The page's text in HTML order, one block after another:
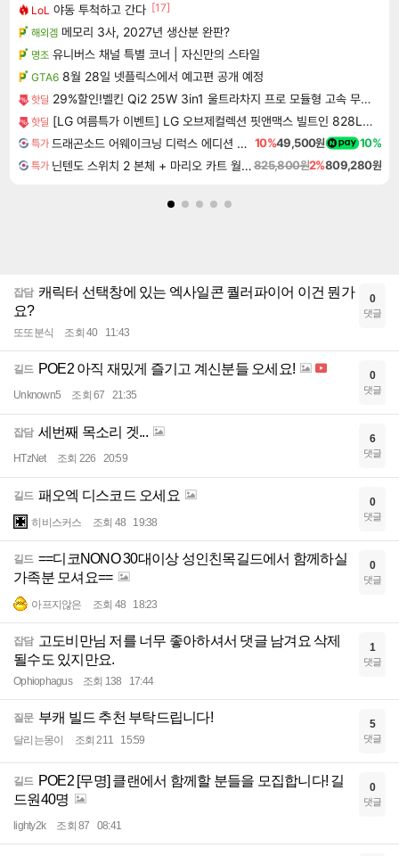
LoL 야동 투척하고 간다 [17]
해외겜 메모리 3사, 2027년 생산분 완판?
명조 유니버스 채널 특별 코너 | 자신만의 스타일
GTA6 8월 28일 넷플릭스에서 예고편 공개 예정
핫딜 29%할인!벨킨 Qi2 25W 3in1 울트라차지 프로 모듈형 고속 무선 충전기 WIZ052kr 갤럭시S26 아이폰17 호환
핫딜 [LG 여름특가 이벤트] LG 오브제컬렉션 핏앤맥스 빌트인 828L 에센셜 화이트
특가 드래곤소드 어웨이크닝 디럭스 에디션 DragonSword Awakening Deluxe Edition 10%49,500원 10%
특가 닌텐도 스위치 2 본체 + 마리오 카트 월드 + 포켓몬스터 레전드 ZA 닌텐도 스위치 2 에디션 번들825,800원2%809,280원
잡담 캐릭터 선택창에 있는 엑사일콘 퀄러파이어 이건 뭔가
요?
또또분식 조회 40 11:43
0
댓글
길드 POE2 아직 재밌게 즐기고 계신분들 오세요!
Unknown5 조회 67 21:35
0
댓글
잡담 세번째 목소리 겟...
HTzNet 조회 226 20:59
6
댓글
길드 패오엑 디스코드 오세요
히비스커스 조회 48 19:38
0
댓글
길드 ==디코NONO 30대이상 성인친목길드에서 함께하실
가족분 모셔요==
아프지않은 조회 48 18:23
0
댓글
잡담 고도비만님 저를 너무 좋아하셔서 댓글 남겨요 삭제
될수도 있지만요.
Ophiophagus 조회 138 17:44
1
댓글
질문 부캐 빌드 추천 부탁드립니다!
달리는몽이 조회 211 15:59
5
댓글
길드 POE2 [무명] 클랜에서 함께할 분들을 모집합니다! 길
드원40명
lighty2k 조회 87 08:41
0
댓글